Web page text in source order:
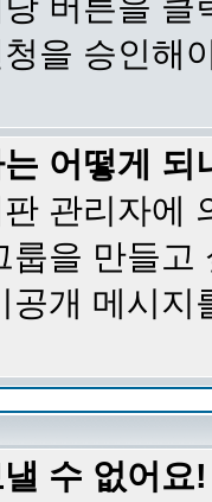
을 승인해
어떻게 되
관리자에
룹을 만들
공개 메시지
수 없어요!